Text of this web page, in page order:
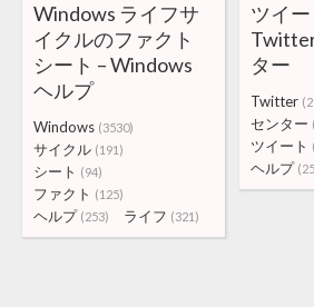
Windows ライフサ
イクルのファクト
シート – Windows
ヘルプ
Windows (3530)
サイクル (191)
シート (94)
ファクト (125)
ヘルプ (253) ライフ (321)
ツイ
ター
Twitter
センター
ツイート
ヘルプ